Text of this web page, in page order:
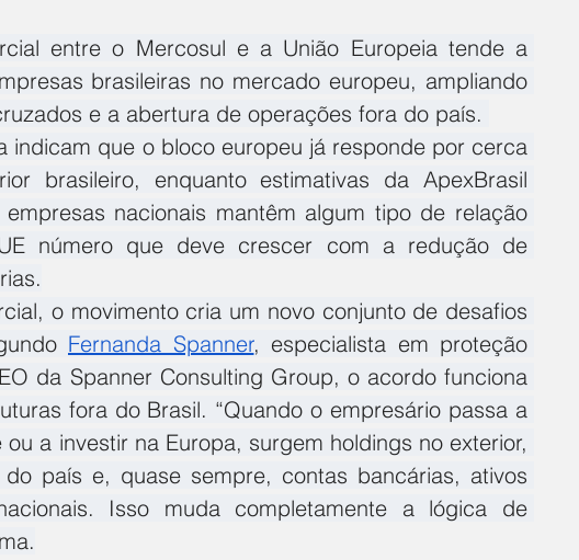
entre o Mercosul e a União Europeia tende a
brasileiras no mercado europeu, ampliando
e a abertura de operações fora do país.
indicam que o bloco europeu já responde por cerca
brasileiro, enquanto estimativas da ApexBrasil
nacionais mantêm algum tipo de relação
número que deve crescer com a redução de
o movimento cria um novo conjunto de desafios
Fernanda Spanner, especialista em proteção
da Spanner Consulting Group, o acordo funciona
fora do Brasil. “Quando o empresário passa a
a investir na Europa, surgem holdings no exterior,
país e, quase sempre, contas bancárias, ativos
Isso muda completamente a lógica de